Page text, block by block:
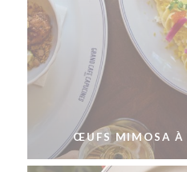
ŒUFS MIMOSA À